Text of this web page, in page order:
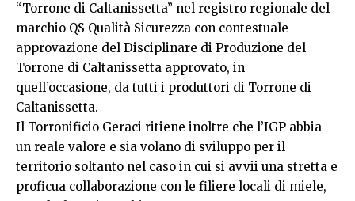
“Torrone di Caltanissetta” nel registro regionale del
marchio QS Qualità Sicurezza con contestuale
approvazione del Disciplinare di Produzione del
Torrone di Caltanissetta approvato, in
quell’occasione, da tutti i produttori di Torrone di
Caltanissetta.
Il Torronificio Geraci ritiene inoltre che l’IGP abbia
un reale valore e sia volano di sviluppo per il
territorio soltanto nel caso in cui si avvii una stretta e
proficua collaborazione con le filiere locali di miele,